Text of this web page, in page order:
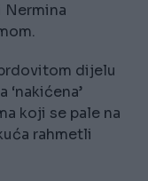
Nermina
dijelu
koji se pale na
rahmetli